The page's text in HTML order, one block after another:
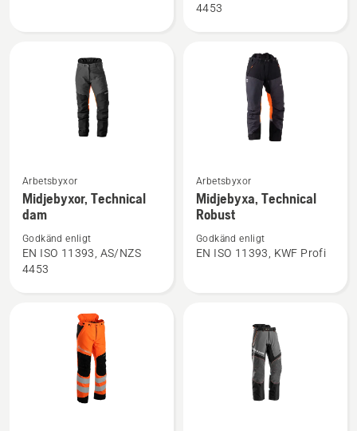
Technical
4453
Se
mer
information
om
Midjebyxor,
Technical
Arbetsbyxor
Midjebyxor, Technical
dam
Godkänd enligt
EN ISO 11393, AS/NZS
4453
Se
mer
information
om
Midjebyxa,
Arbetsbyxor
Midjebyxa, Technical
Robust
Godkänd enligt
EN ISO 11393, KWF Profi